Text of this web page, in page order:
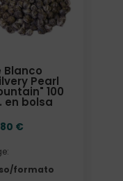
Blanco
Pearl
100
en bolsa
€
formato